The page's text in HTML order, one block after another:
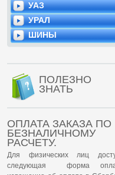
УАЗ
УРАЛ
ШИНЫ
ПОЛЕЗНО
ЗНАТЬ
ОПЛАТА ЗАКАЗА ПО
БЕЗНАЛИЧНОМУ
РАСЧЕТУ.
Для физических лиц
следующая форма